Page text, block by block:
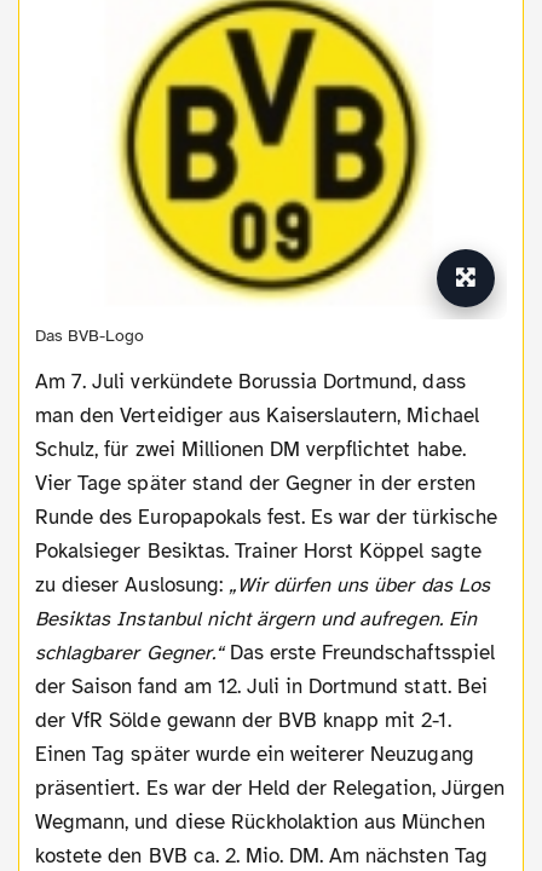
Das BVB-Logo
Am 7. Juli verkündete Borussia Dortmund, dass
man den Verteidiger aus Kaiserslautern, Michael
Schulz, für zwei Millionen DM verpflichtet habe.
Vier Tage später stand der Gegner in der ersten
Runde des Europapokals fest. Es war der türkische
Pokalsieger Besiktas. Trainer Horst Köppel sagte
zu dieser Auslosung: „Wir dürfen uns über das Los
Besiktas Instanbul nicht ärgern und aufregen. Ein
schlagbarer Gegner.“Das erste Freundschaftsspiel
der Saison fand am 12. Juli in Dortmund statt. Bei
der VfR Sölde gewann der BVB knapp mit 2-1.
Einen Tag später wurde ein weiterer Neuzugang
präsentiert. Es war der Held der Relegation, Jürgen
Wegmann, und diese Rückholaktion aus München
kostete den BVB ca. 2. Mio. DM. Am nächsten Tag